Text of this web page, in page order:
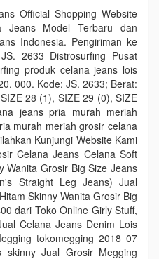
Official Shopping Website
Jeans Model Terbaru dan
Indonesia. Pengiriman ke
2633 Distrosurfing Pusat
produk celana jeans lois
000. Kode: JS. 2633; Berat:
28 (1), SIZE 29 (0), SIZE
jeans pria murah meriah
murah meriah grosir celana
Kunjungi Website Kami
Celana Jeans Celana Soft
Wanita Grosir Big Size Jeans
Straight Leg Jeans) Jual
Skinny Wanita Grosir Big
dari Toko Online Girly Stuff,
Celana Jeans Denim Lois
tokomegging 2018 07
Jual Grosir Megging